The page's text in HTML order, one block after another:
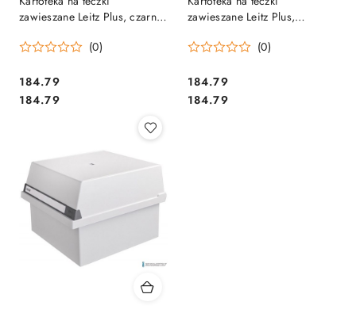
zawieszane Leitz Plus, czarny,
(0)
Cena:
184.79
Cena:
184.79
zawieszane Leitz Plus,
(0)
Cena:
184.79
Cena:
184.79